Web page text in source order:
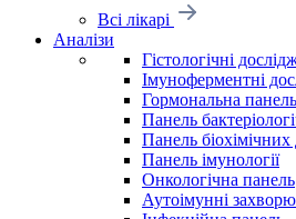
Всі лікарі
Аналізи
Гістологічні
Імуноферментні
Гормональна панель
Панель
Панель біохімічних
Панель імунології
Онкологічна панель
Аутоімунні